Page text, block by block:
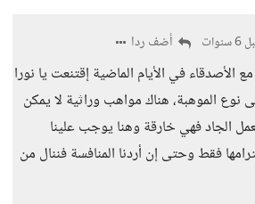
أضف ردا
الأصدقاء في الأيام الماضية إقتنعت يا نورا
نوع الموهبة، هناك مواهب وراثية لا يمكن
الجاد فهي خارقة وهنا يوجب علينا
فقط وحتى إن أردنا المنافسة فننال من